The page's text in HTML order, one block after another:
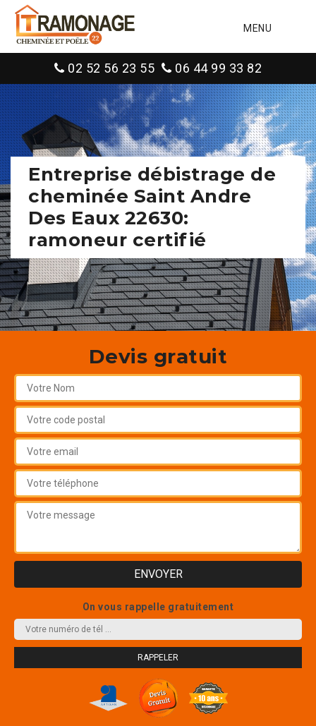
MENU
02 52 56 23 55 06 44 99 33 82
Entreprise débistrage de
cheminée Saint Andre
Des Eaux 22630:
ramoneur certifié
Devis gratuit
On vous rappelle gratuitement